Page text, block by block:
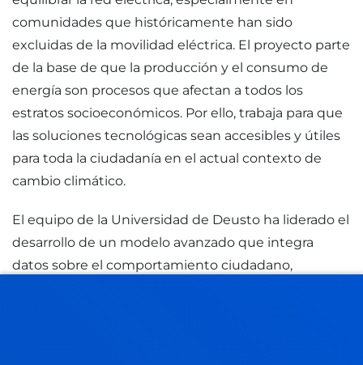
comunidades que históricamente han sido
excluidas de la movilidad eléctrica. El proyecto parte
de la base de que la producción y el consumo de
energía son procesos que afectan a todos los
estratos socioeconómicos. Por ello, trabaja para que
las soluciones tecnológicas sean accesibles y útiles
para toda la ciudadanía en el actual contexto de
cambio climático.
El equipo de la Universidad de Deusto ha liderado el
desarrollo de un modelo avanzado que integra
datos sobre el comportamiento ciudadano,